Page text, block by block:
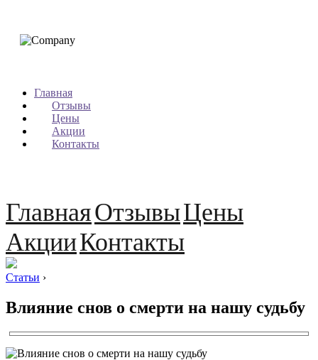
Главная
Отзывы
Цены
Акции
Контакты
ГлавнаяОтзывыЦены
АкцииКонтакты
Статьи ›
Влияние снов о смерти на нашу судьбу